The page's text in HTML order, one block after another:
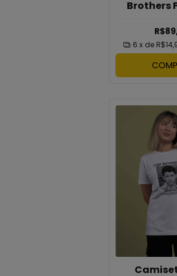
Brothers
6 x de